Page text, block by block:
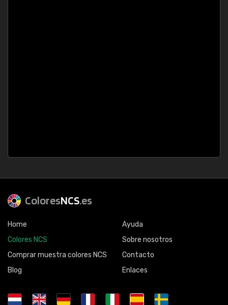
ColoresNCS.es
Home
Colores NCS
Comprar muestra colores NCS
Blog
Ayuda
Sobre nosotros
Contacto
Enlaces